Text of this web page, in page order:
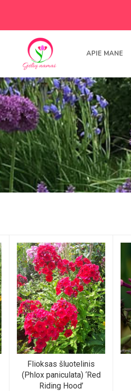
APIE MANE
Flioksas šluotelinis
(Phlox paniculata) ‘Red
Riding Hood’